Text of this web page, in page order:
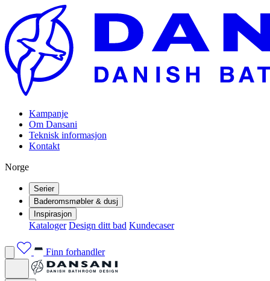
Kampanje
Om Dansani
Teknisk informasjon
Kontakt
Norge
Serier
Baderomsmøbler & dusj
Inspirasjon
Kataloger Design ditt bad Kundecaser
Finn forhandler